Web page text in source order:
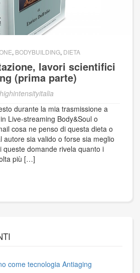
, BODYBUILDING, DIETA
lavori scientifici
(prima parte)
highintensityitalia
durante la mia trasmissione a
Live-streaming Body&Soul o
cosa ne penso di questa dieta o
autore sia valido o forse sia meglio
domande rivela quanto i
più […]
come tecnologia Antiaging